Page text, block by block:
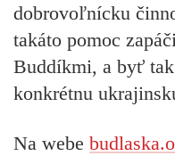
dobrovoľnícku
takáto pomoc
Buddíkmi, a byť
konkrétnu
Na webe